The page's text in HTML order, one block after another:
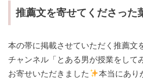
推薦文を寄せてくださった
本の帯に掲載させていただく推薦文
チャンネル「とある男が授業をして
お寄せいただきました
本当にあり